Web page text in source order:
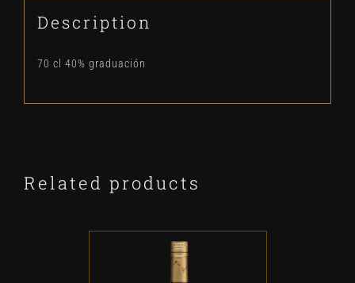
Description
70 cl 40% graduación
Related products